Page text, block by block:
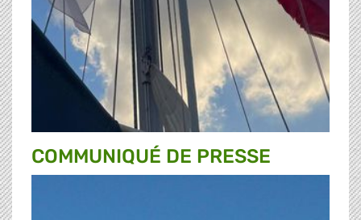
COMMUNIQUÉ DE PRESSE